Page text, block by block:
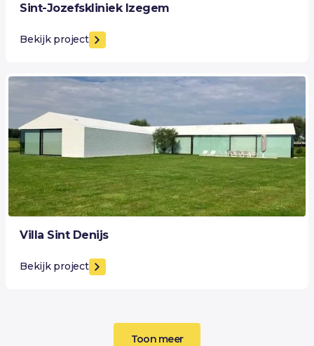
Sint-Jozefskliniek Izegem
Bekijk project
Villa Sint Denijs
Bekijk project
Toon meer